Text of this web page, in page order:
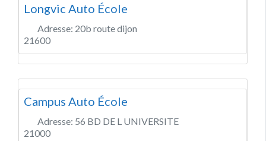
Longvic Auto École
Adresse: 20b route dijon
21600
Campus Auto École
Adresse: 56 BD DE L UNIVERSITE
21000